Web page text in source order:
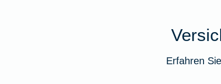
Erfahren